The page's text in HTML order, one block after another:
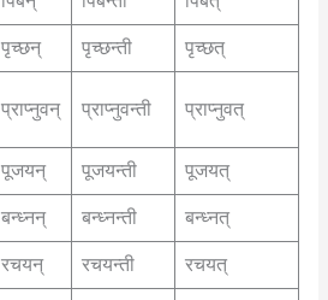
पृच्छन् पृच्छन्ती पृच्छत्
प्राप्नुवन् प्राप्नुवन्ती प्राप्नुवत्
पूजयन् पूजयन्ती पूजयत्
बन्ध्नन् बन्ध्नन्ती बन्ध्नत्
रचयन् रचयन्ती रचयत्